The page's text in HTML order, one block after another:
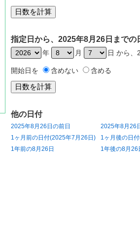
指定日から、2025年8月26日までの
年 月 日 から、
開始日を 含めない 含める
他の日付
2025年8月26日の前日
2025年8月26
1ヶ月前の日付(2025年7月26日)
1ヶ月後の日
1年前の8月26日
1年後の8月26